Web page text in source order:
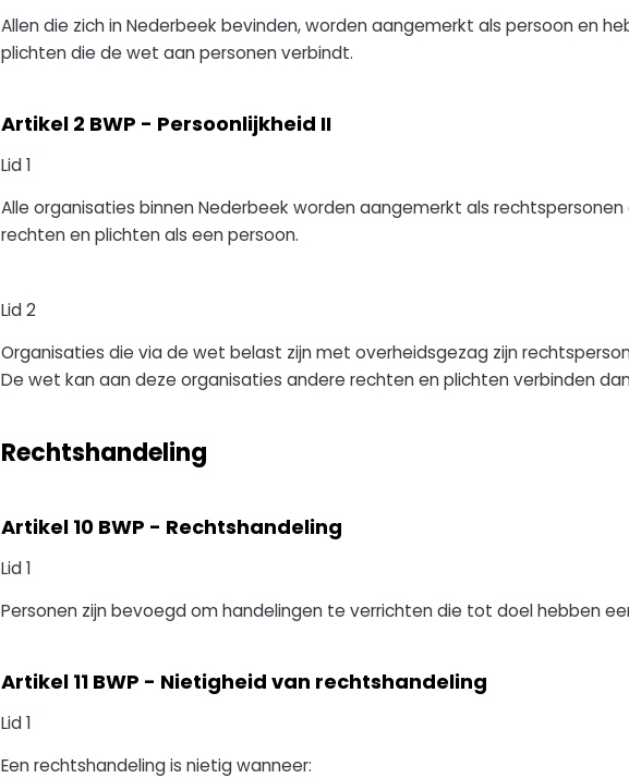
Allen die zich in Nederbeek bevinden, worden aangemerkt als persoon en
plichten die de wet aan personen verbindt.
Artikel 2 BWP - Persoonlijkheid II
Lid 1
Alle organisaties binnen Nederbeek worden aangemerkt als
rechten en plichten als een persoon.
Lid 2
Organisaties die via de wet belast zijn met overheidsgezag zijn
De wet kan aan deze organisaties andere rechten en plichten verbinden
Rechtshandeling
Artikel 10 BWP - Rechtshandeling
Lid 1
Personen zijn bevoegd om handelingen te verrichten die tot doel hebben
Artikel 11 BWP - Nietigheid van rechtshandeling
Lid 1
Een rechtshandeling is nietig wanneer: